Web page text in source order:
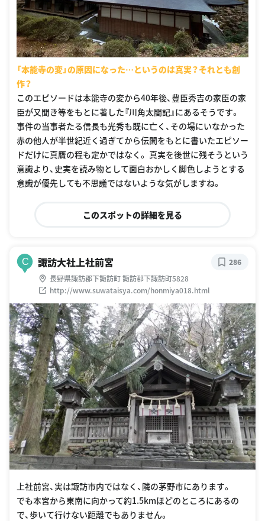
「本能寺の変」の原因になった…というのは真実？それとも創
作？
このエピソードは本能寺の変から40年後、豊臣秀吉の家臣の家
臣が又聞き等をもとに著した『川角太閤記』にあるそうです。
事件の当事者たる信長も光秀も既に亡く、その場にいなかった
赤の他人が半世紀近く過ぎてから伝聞をもとに書いたエピソー
ドだけに真贋の程も定かではなく。 真実を後世に残そうという
意識より、史実を読み物として面白おかしく脚色しようとする
意識が優先しても不思議ではないような気がしますね。
このスポットの詳細を見る
C 諏訪大社上社前宮
長野県諏訪郡下諏訪町 諏訪郡下諏訪町5828
http://www.suwataisya.com/honmiya018.html
286
上社前宮、実は諏訪市内ではなく、隣の茅野市にあります。
でも本宮から東南に向かって約1.5kmほどのところにあるの
で、歩いて行けない距離でもありません。